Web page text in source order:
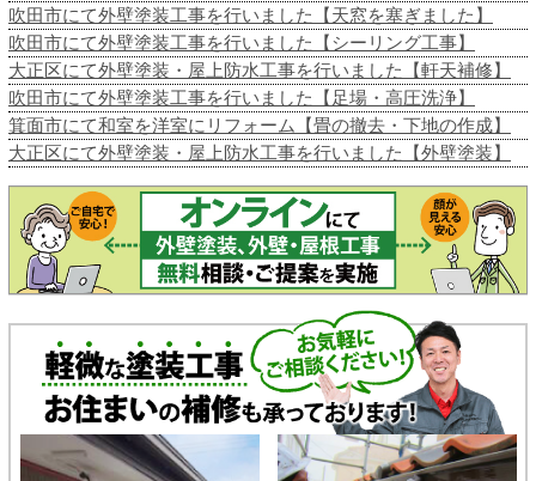
吹田市にて外壁塗装工事を行いました【天窓を塞ぎました】
吹田市にて外壁塗装工事を行いました【シーリング工事】
大正区にて外壁塗装・屋上防水工事を行いました【軒天補修】
吹田市にて外壁塗装工事を行いました【足場・高圧洗浄】
箕面市にて和室を洋室にリフォーム【畳の撤去・下地の作成】
大正区にて外壁塗装・屋上防水工事を行いました【外壁塗装】